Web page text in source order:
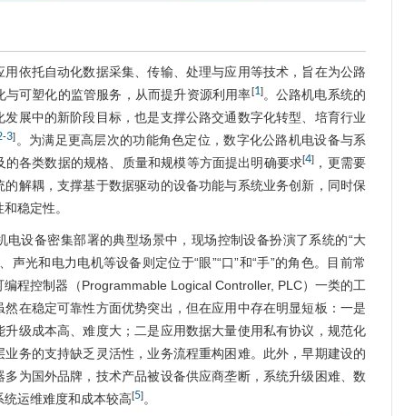
用依托自动化数据采集、传输、处理与应用等技术，旨在为公路
与可塑化的监管服务，从而提升资源利用率[1]。公路机电系统的
发展中的新阶段目标，也是支撑公路交通数字化转型、培育行业
-3] 。为满足更高层次的功能角色定位，数字化公路机电设备与系
的各类数据的规格、质量和规模等方面提出明确要求[4] ，更需要
的解耦，支撑基于数据驱动的设备功能与系统业务创新，同时保
稳定性。
电设备密集部署的典型场景中，现场控制设备扮演了系统的“大
声光和电力电机等设备则定位于“眼”“口”和“手”的角色。目前常
编程控制器（Programmable Logical Controller, PLC）一类的工
然在稳定可靠性方面优势突出，但在应用中存在明显短板：一是
升级成本高、难度大；二是应用数据大量使用私有协议，规范化
业务的支持缺乏灵活性，业务流程重构困难。此外，早期建设的
多为国外品牌，技术产品被设备供应商垄断，系统升级困难、数
运维难度和成本较高[5]。